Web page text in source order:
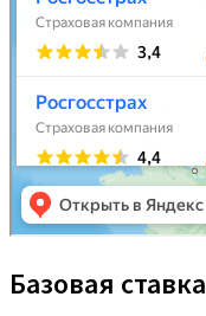
Базовая ставка